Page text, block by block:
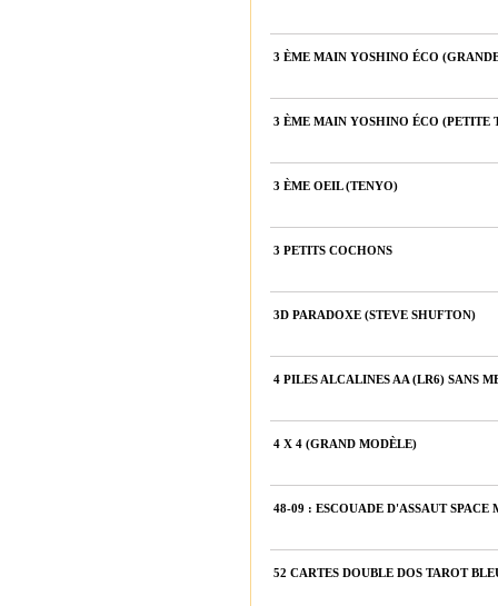
3 ÈME MAIN YOSHINO ÉCO
3 ÈME MAIN YOSHINO ÉCO (PETITE
3 ÈME OEIL (TENYO)
3 PETITS COCHONS
3D PARADOXE (STEVE SHUFTON)
4 PILES ALCALINES AA (LR6) SANS
4 X 4 (GRAND MODÈLE)
48-09 : ESCOUADE D'ASSAUT SPACE
52 CARTES DOUBLE DOS TAROT